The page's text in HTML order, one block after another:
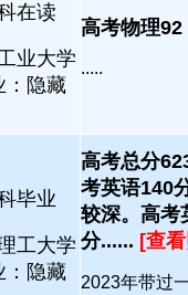
在读
业大学
：隐藏
高考物理
.....
毕业
工大学
：隐藏
高考总分
考英语140
较深。高考
分...... [查
2023年带过